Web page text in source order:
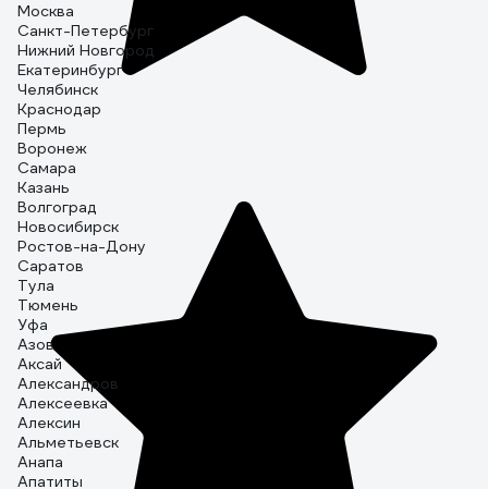
Москва
Санкт-Петербург
Нижний Новгород
Екатеринбург
Челябинск
Краснодар
Пермь
Воронеж
Самара
Казань
Волгоград
Новосибирск
Ростов-на-Дону
Саратов
Тула
Тюмень
Уфа
Азов
Аксай
Александров
Алексеевка
Алексин
Альметьевск
Анапа
Апатиты